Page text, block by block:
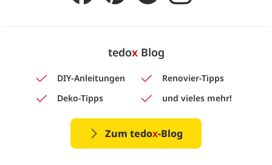
tedoxBlog
DIY-Anleitungen
Renovier-Tipps
Deko-Tipps
und vieles mehr!
Zum tedox-Blog